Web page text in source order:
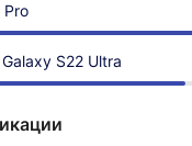
Pro
S22 Ultra